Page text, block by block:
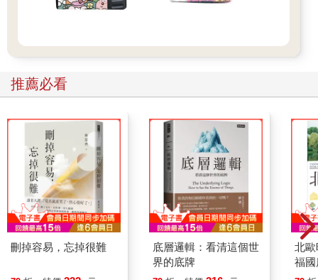
推薦必看
刪掉容易，忘掉很難
底層邏輯：看清這個世
界的底牌
北
福